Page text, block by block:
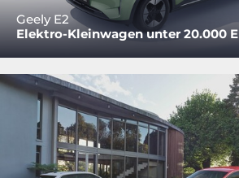
Geely E2
Elektro-Kleinwagen unter 20.000